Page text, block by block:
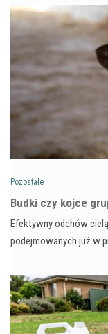
Pozostałe
Budki czy kojce
Efektywny odchów
podejmowanych już w